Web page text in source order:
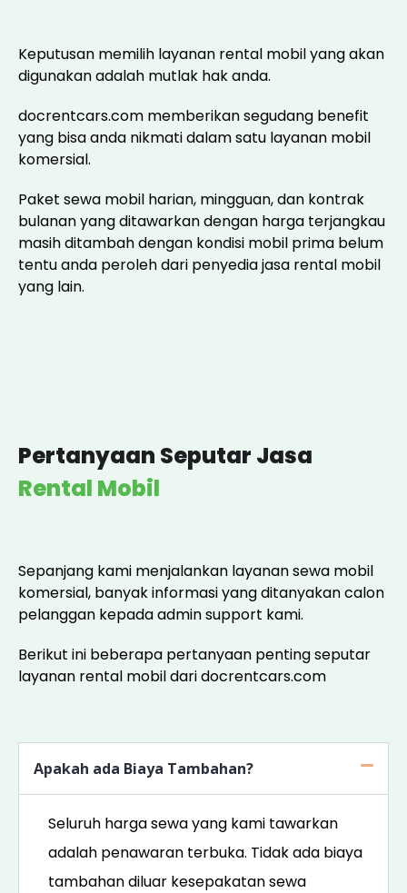
Keputusan memilih layanan rental mobil yang akan
digunakan adalah mutlak hak anda.
docrentcars.com memberikan segudang benefit
yang bisa anda nikmati dalam satu layanan mobil
komersial.
Paket sewa mobil harian, mingguan, dan kontrak
bulanan yang ditawarkan dengan harga terjangkau
masih ditambah dengan kondisi mobil prima belum
tentu anda peroleh dari penyedia jasa rental mobil
yang lain.
Pertanyaan Seputar Jasa
Rental Mobil
Sepanjang kami menjalankan layanan sewa mobil
komersial, banyak informasi yang ditanyakan calon
pelanggan kepada admin support kami.
Berikut ini beberapa pertanyaan penting seputar
layanan rental mobil dari docrentcars.com
Apakah ada Biaya Tambahan?
Seluruh harga sewa yang kami tawarkan
adalah penawaran terbuka. Tidak ada biaya
tambahan diluar kesepakatan sewa